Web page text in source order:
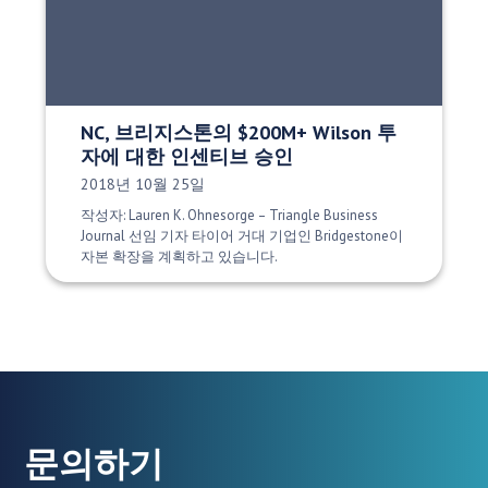
NC, 브리지스톤의 $200M+ Wilson 투
자에 대한 인센티브 승인
게시 날짜:
2018년 10월 25일
작성자: Lauren K. Ohnesorge – Triangle Business
Journal 선임 기자 타이어 거대 기업인 Bridgestone이
자본 확장을 계획하고 있습니다.
문의하기